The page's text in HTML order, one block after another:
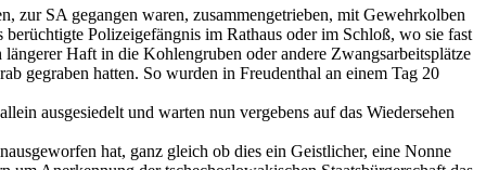
zur SA gegangen waren, zusammengetrieben, mit Gewehrkolben
Polizeigefängnis im Rathaus oder im Schloß, wo sie fast
Haft in die Kohlengruben oder andere Zwangsarbeitsplätze
gegraben hatten. So wurden in Freudenthal an einem Tag 20
ausgesiedelt und warten nun vergebens auf das Wiedersehen
hat, ganz gleich ob dies ein Geistlicher, eine Nonne